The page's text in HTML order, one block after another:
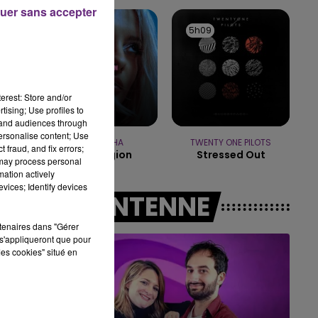
14h00 - 15h00
LA RADIO POP
BEBE REXHA
New Religion
5h09
5h09
TWENTY ONE PILOTS
Stressed Out
A L'ANTENNE
Store and/or
Use profiles to
audiences through
content; Use
fraud, and fix errors;
process personal
actively
Identify devices
dans "Gérer
que pour
cookies" situé en
sans accepter